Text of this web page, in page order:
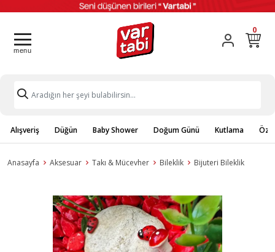
0
Alışveriş Düğün Baby Shower Doğum Günü Kutlama
Anasayfa Aksesuar Takı & Mücevher Bileklik Bijuteri Bileklik